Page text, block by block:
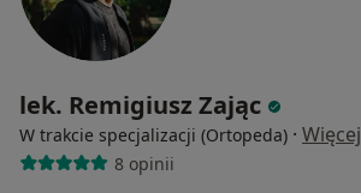
lek. Remigiusz Zając
W trakcie specjalizacji (Ortopeda) · Więcej
8 opinii